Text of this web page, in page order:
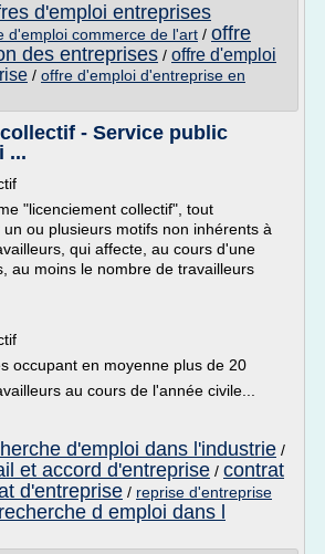
d'emploi entreprises
d'emploi commerce de l'art / offre
des entreprises / offre d'emploi
/ offre d'emploi d'entreprise en
- Service public
...
"licenciement collectif", tout
ou plusieurs motifs non inhérents à
qui affecte, au cours d'une
au moins le nombre de travailleurs
occupant en moyenne plus de 20
au cours de l'année civile...
d'emploi dans l'industrie /
et accord d'entreprise / contrat
d'entreprise / reprise d'entreprise
recherche d emploi dans l